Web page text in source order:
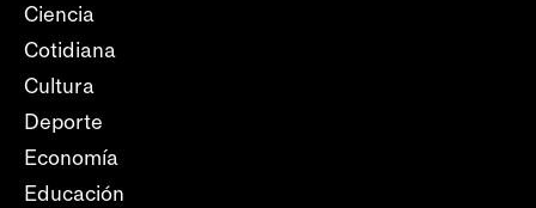
Ciencia
Cotidiana
Cultura
Deporte
Economía
Educación